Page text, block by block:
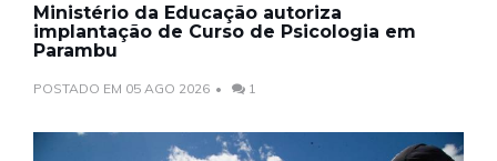
Ministério da Educação autoriza
implantação de Curso de Psicologia em
Parambu
POSTADO EM 05 AGO 2026 1